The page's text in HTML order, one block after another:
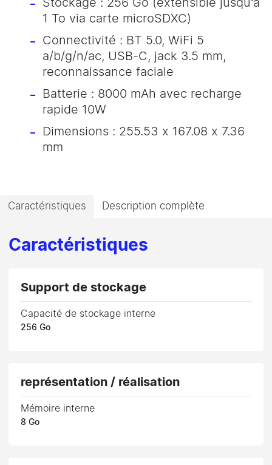
Stockage : 256 Go (extensible jusqu'à
1 To via carte microSDXC)
Connectivité : BT 5.0, WiFi 5
a/b/g/n/ac, USB-C, jack 3.5 mm,
reconnaissance faciale
Batterie : 8000 mAh avec recharge
rapide 10W
Dimensions : 255.53 x 167.08 x 7.36
mm
Caractéristiques Description complète
Caractéristiques
Support de stockage
Capacité de stockage interne
256 Go
représentation / réalisation
Mémoire interne
8 Go